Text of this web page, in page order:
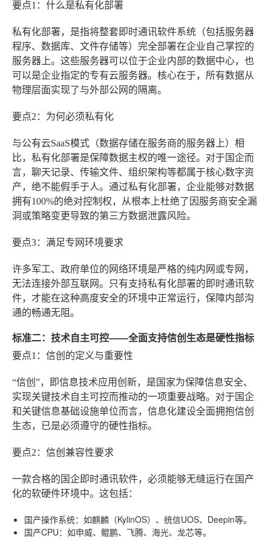
要点1：什么是私有化部署
私有化部署，是指将整套即时通讯软件系统（包括服务器
程序、数据库、文件存储等）完全部署在企业自己掌控的
服务器上。这些服务器可以位于企业内部的数据中心，也
可以是企业指定的专有云服务器。核心在于，所有数据从
物理层面实现了与外部公网的隔离。
要点2：为何必须私有化
与公有云SaaS模式（数据存储在服务商的服务器上）相
比，私有化部署是保障数据主权的唯一途径。对于国企而
言，聊天记录、传输文件、组织架构等都属于核心数字资
产，绝不能假手于人。通过私有化部署，企业能够对数据
拥有100%的绝对控制权，从根本上杜绝了因服务商安全漏
洞或策略变更导致的第三方数据泄露风险。
要点3：满足专网环境要求
许多军工、政府单位的网络环境是严格的纯内网或专网，
无法连接外部互联网。只有支持私有化部署的即时通讯软
件，才能在这种高度安全的环境中正常运行，保障内部沟
通的畅通无阻。
标准二：技术自主可控——全面支持信创生态是硬性指标
要点1：信创的定义与重要性
“信创”，即信息技术应用创新，是国家为保障信息安全、
实现关键技术自主可控而推动的一项重要战略。对于国企
和关键信息基础设施单位而言，信息化建设全面拥抱信创
生态，已是必须遵守的硬性指标。
要点2：信创兼容性要求
一款合格的国企即时通讯软件，必须能够无缝运行在国产
化的软硬件环境中。这包括：
国产操作系统：如麒麟（KylinOS）、统信UOS、Deepin等。
国产CPU：如申威、鲲鹏、飞腾、海光、龙芯等。